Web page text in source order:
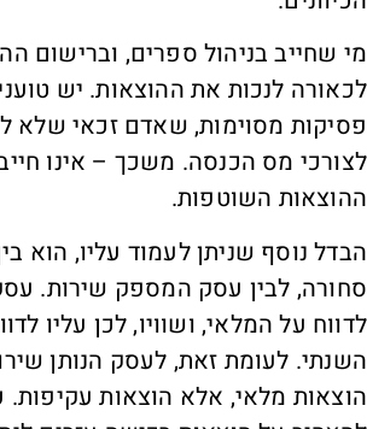
שחייב בניהול ספרים, וברישום
לנכות את ההוצאות. יש
מסוימות, שאדם זכאי שלא
מס הכנסה. משכך – אינו
השוטפות.
נוסף שניתן לעמוד עליו, הוא
לבין עסק המספק שירות.
על המלאי, ושוויו, לכן עליו
לעומת זאת, לעסק הנותן
מלאי, אלא הוצאות עקיפות.